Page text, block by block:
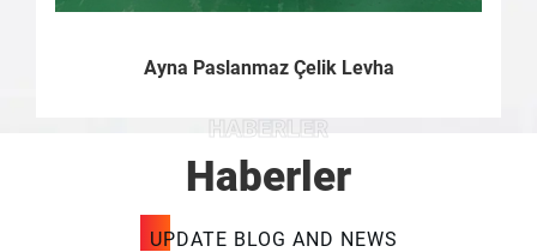
Ayna Paslanmaz Çelik Levha
Haberler
HABERLER
UPDATE BLOG AND NEWS